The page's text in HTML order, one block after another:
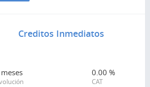
Creditos Inmediatos
0.00 %
CAT